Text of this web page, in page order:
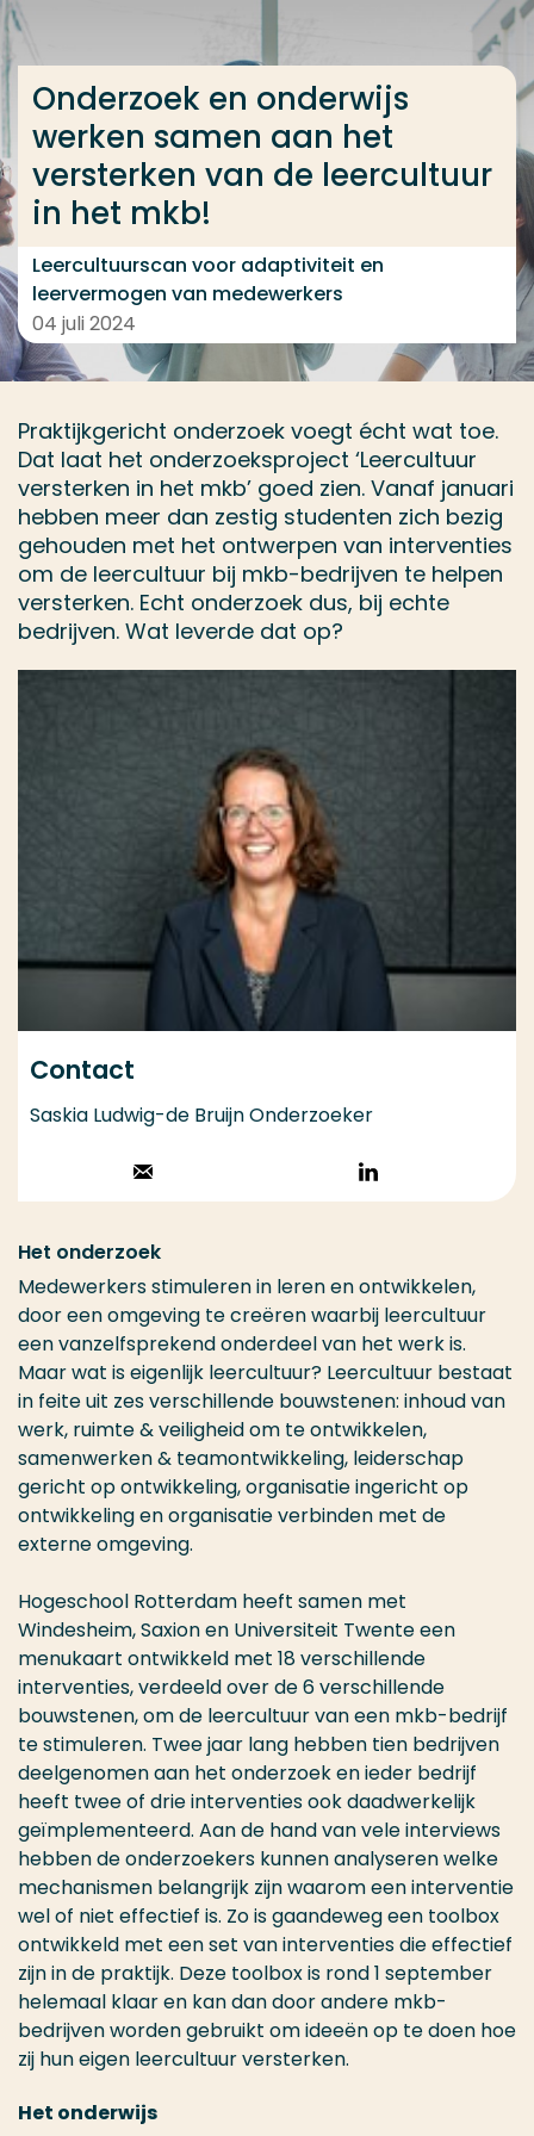
Ga direct naar de content
... > Onderzoek en onderwijs werken samen aan
Onderzoek en onderwijs
werken samen aan het
versterken van de leercultuur
in het mkb!
Leercultuurscan voor adaptiviteit en
leervermogen van medewerkers
04 juli 2024
Praktijkgericht onderzoek voegt écht wat toe.
Dat laat het onderzoeksproject ‘Leercultuur
versterken in het mkb’ goed zien. Vanaf januari
hebben meer dan zestig studenten zich bezig
gehouden met het ontwerpen van interventies
om de leercultuur bij mkb-bedrijven te helpen
versterken. Echt onderzoek dus, bij echte
bedrijven. Wat leverde dat op?
Contact
Saskia Ludwig-de Bruijn Onderzoeker
Stuur een email
Volg op
LinkedIn
Het onderzoek
Medewerkers stimuleren in leren en ontwikkelen,
door een omgeving te creëren waarbij leercultuur
een vanzelfsprekend onderdeel van het werk is.
Maar wat is eigenlijk leercultuur? Leercultuur bestaat
in feite uit zes verschillende bouwstenen: inhoud van
werk, ruimte & veiligheid om te ontwikkelen,
samenwerken & teamontwikkeling, leiderschap
gericht op ontwikkeling, organisatie ingericht op
ontwikkeling en organisatie verbinden met de
externe omgeving.
Hogeschool Rotterdam heeft samen met
Windesheim, Saxion en Universiteit Twente een
menukaart ontwikkeld met 18 verschillende
interventies, verdeeld over de 6 verschillende
bouwstenen, om de leercultuur van een mkb-bedrijf
te stimuleren. Twee jaar lang hebben tien bedrijven
deelgenomen aan het onderzoek en ieder bedrijf
heeft twee of drie interventies ook daadwerkelijk
geïmplementeerd. Aan de hand van vele interviews
hebben de onderzoekers kunnen analyseren welke
mechanismen belangrijk zijn waarom een interventie
wel of niet effectief is. Zo is gaandeweg een toolbox
ontwikkeld met een set van interventies die effectief
zijn in de praktijk. Deze toolbox is rond 1 september
helemaal klaar en kan dan door andere mkb-
bedrijven worden gebruikt om ideeën op te doen hoe
zij hun eigen leercultuur versterken.
Het onderwijs
Veel gezocht
Opleiding
Contact